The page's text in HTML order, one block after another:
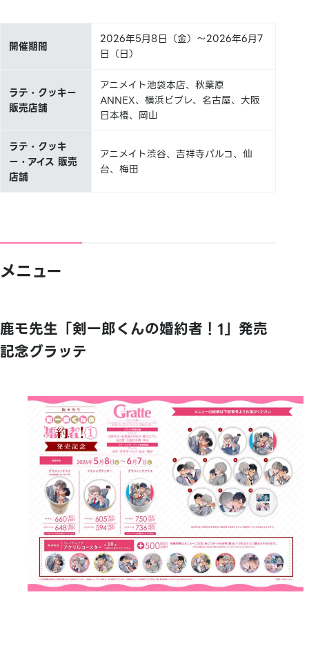
開催期間
2026年5月8日（金）～2026年6月7
日（日）
ラテ・クッキー
販売店舗
アニメイト池袋本店、秋葉原
ANNEX、横浜ビブレ、名古屋、大阪
日本橋、岡山
ラテ・クッキ
ー・アイス 販売
店舗
アニメイト渋谷、吉祥寺パルコ、仙
台、梅田
メニュー
鹿モ先生「剣一郎くんの婚約者！1」発売
記念グラッテ